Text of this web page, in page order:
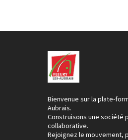
Bienvenue sur la plate-
Aubrais.
Construisons une société
collaborative.
Rejoignez le mouvement,